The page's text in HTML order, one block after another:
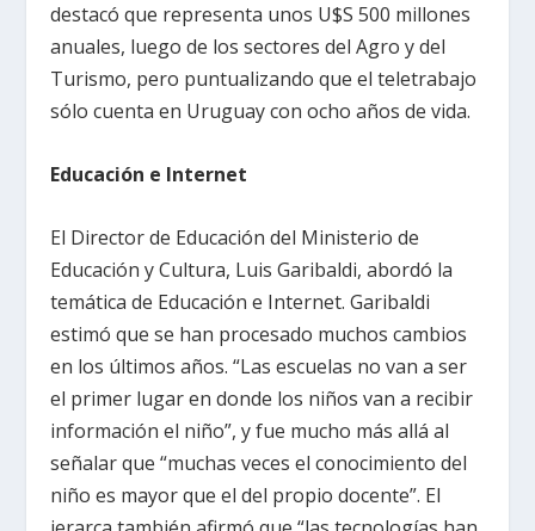
destacó que representa unos U$S 500 millones
anuales, luego de los sectores del Agro y del
Turismo, pero puntualizando que el teletrabajo
sólo cuenta en Uruguay con ocho años de vida.
Educación e Internet
El Director de Educación del Ministerio de
Educación y Cultura, Luis Garibaldi, abordó la
temática de Educación e Internet. Garibaldi
estimó que se han procesado muchos cambios
en los últimos años. “Las escuelas no van a ser
el primer lugar en donde los niños van a recibir
información el niño”, y fue mucho más allá al
señalar que “muchas veces el conocimiento del
niño es mayor que el del propio docente”. El